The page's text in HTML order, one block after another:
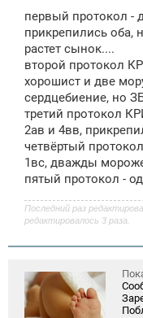
б
щ
е
н
и
первый протокол -
прикрепились оба,
растет сынок....
второй протокол
хорошист и две
сердцебиение, но
третий протокол
2ав и 4вв,
четвёртый
1вс, дважды
пятый протокол -
Последний раз
редактировалось 3 раза.